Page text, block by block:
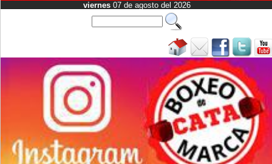
viernes07 de agosto del 2026